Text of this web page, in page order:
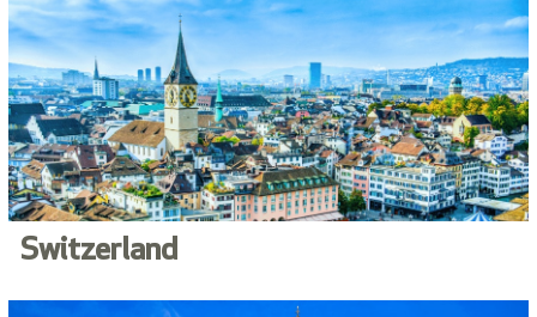
Switzerland